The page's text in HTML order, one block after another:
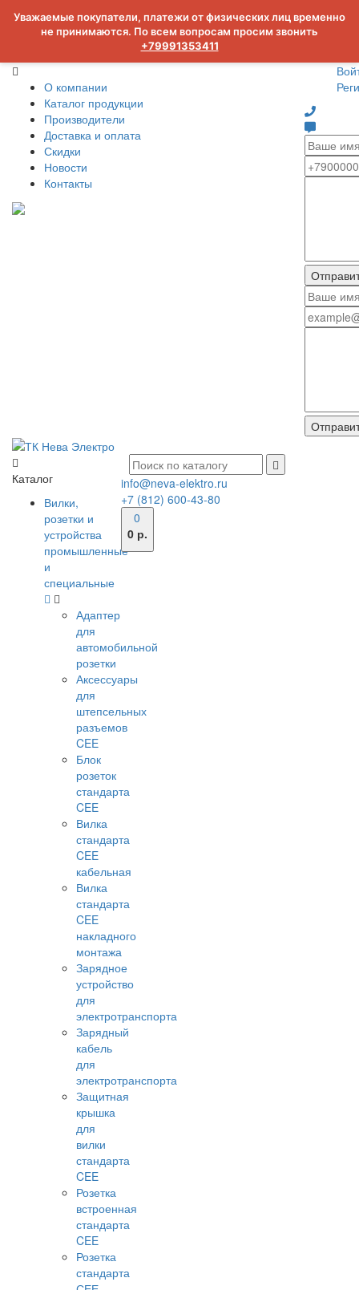
Уважаемые покупатели, платежи от физических лиц временно
не принимаются. По всем вопросам просим звонить
+79991353411
О компании
Каталог продукции
Производители
Доставка и оплата
Скидки
Новости
Контакты
Каталог
Вилки,
розетки и
устройства
промышленные
и
специальные
Адаптер
для
автомобильной
розетки
Аксессуары
для
штепсельных
разъемов
CEE
Блок
розеток
стандарта
CEE
Вилка
стандарта
CEE
кабельная
Вилка
стандарта
CEE
накладного
монтажа
Зарядное
устройство
для
электротранспорта
Зарядный
кабель
для
электротранспорта
Защитная
крышка
для
вилки
стандарта
CEE
Розетка
встроенная
стандарта
CEE
Розетка
стандарта
info@neva-elektro.ru
+7 (812) 600-43-80
0
0 р.